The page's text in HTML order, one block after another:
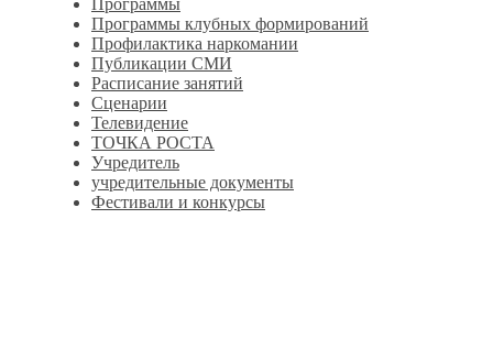
Программы
Программы клубных формирований
Профилактика наркомании
Публикации СМИ
Расписание занятий
Сценарии
Телевидение
ТОЧКА РОСТА
Учредитель
учредительные документы
Фестивали и конкурсы